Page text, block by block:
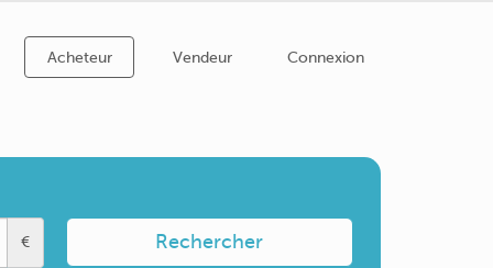
Acheteur Vendeur Connexion
€ Rechercher